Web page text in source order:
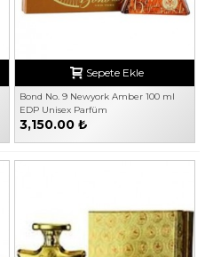
Sepete Ekle
Bond No. 9 Newyork Amber 100 ml
EDP Unisex Parfüm
3,150.00 ₺